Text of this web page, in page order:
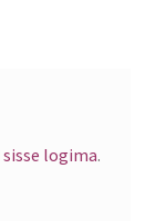
sisse logima.